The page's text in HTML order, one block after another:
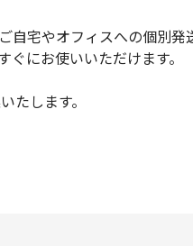
自宅やオフィスへの個別
にお使いいただけます。
たします。